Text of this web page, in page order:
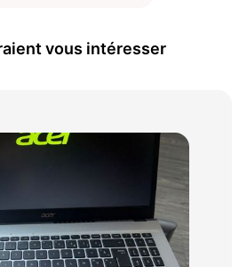
vous intéresser